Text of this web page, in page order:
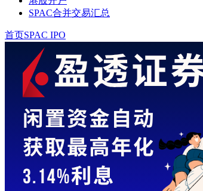
SPAC合并交易汇总
首页SPAC IPO